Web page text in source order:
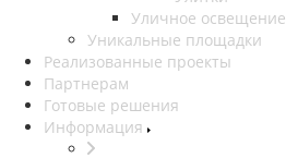
Уличное освещение
Уникальные площадки
Реализованные проекты
Партнерам
Готовые решения
Информация